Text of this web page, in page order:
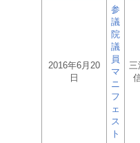
2016年6月20
日
参
議
院
議
員
マ
ニ
フ
ェ
ス
ト